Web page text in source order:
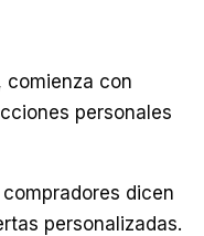
comienza con
personales
dicen
personalizadas.